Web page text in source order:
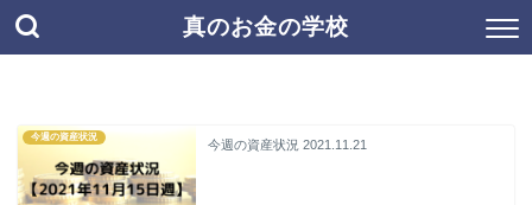
真のお金の学校
今週の資産状況
今週の資産状況 2021.11.21